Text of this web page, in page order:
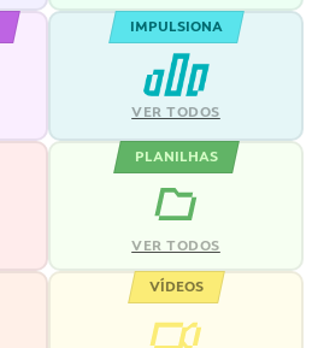
IMPULSIONA
VER TODOS
PLANILHAS
VER TODOS
VÍDEOS